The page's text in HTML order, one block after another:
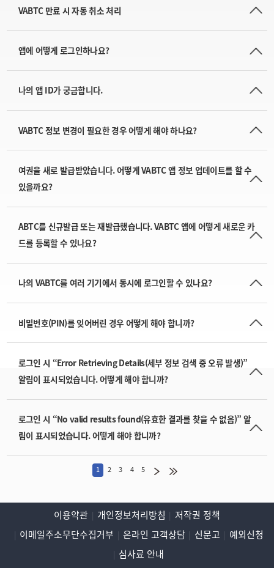
취소
VABTC 만료 시 자동 취소 처리
앱에 어떻게 로그인하나요?
나의 앱 ID가 궁금합니다.
VABTC 정보 변경이 필요한 경우 어떻게 해야 하나요?
여권을 새로 발급받았습니다. 어떻게 VABTC 앱 정보 업데이트를 할 수
있을까요?
ABTC를 신규발급 또는 재발급했습니다. VABTC 앱에 어떻게 새로운 카
드를 등록할 수 있나요?
나의 VABTC를 여러 기기에서 동시에 로그인할 수 있나요?
비밀번호(PIN)를 잊어버린 경우 어떻게 해야 합니까?
로그인 시 “Error Retrieving Details(세부 정보 검색 중 오류 발생)”
알림이 표시되었습니다. 어떻게 해야 합니까?
로그인 시 “No valid results found(유효한 결과를 찾을 수 없음)” 알
림이 표시되었습니다. 어떻게 해야 합니까?
1 2 3 4 5
이용약관 개인정보처리방침
저작권 정책
이메일주소무단수집거부
온라인 고객상담 신문고
예외신청
심사료 안내